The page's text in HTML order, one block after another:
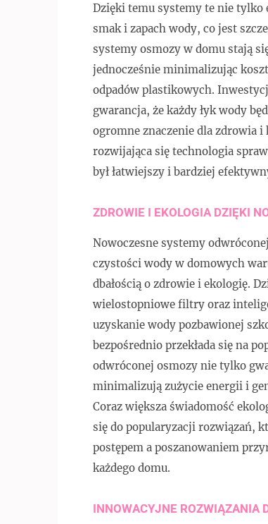
Dzięki temu systemy te nie tylko
smak i zapach wody, co jest
systemy osmozy w domu stają
jednocześnie minimalizując
odpadów plastikowych.
gwarancja, że każdy łyk wody
ogromne znaczenie dla zdrowia
rozwijająca się technologia
był łatwiejszy i bardziej
ZDROWIE I EKOLOGIA DZIĘKI
Nowoczesne systemy
czystości wody w domowych
dbałością o zdrowie i ekologię.
wielostopniowe filtry oraz
uzyskanie wody pozbawionej
bezpośrednio przekłada się na
odwróconej osmozy nie tylko
minimalizują zużycie energii i
Coraz większa świadomość
się do popularyzacji rozwiązań,
postępem a poszanowaniem
każdego domu.
INNOWACYJNE ROZWIĄZANIA